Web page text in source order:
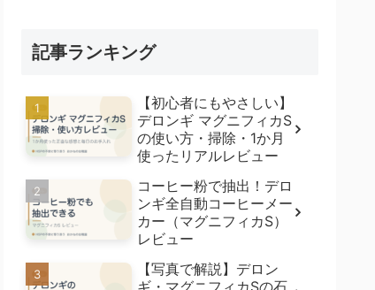
記事ランキング
【初心者にもやさしい】
デロンギ マグニフィカS
の使い方・掃除・1か月
使ったリアルレビュー
コーヒー粉で抽出！デロ
ンギ全自動コーヒーメー
カー（マグニフィカS）
レビュー
【写真で解説】デロン
ギ・マグニフィカSの石